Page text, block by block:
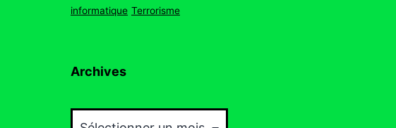
informatique Terrorisme
Archives